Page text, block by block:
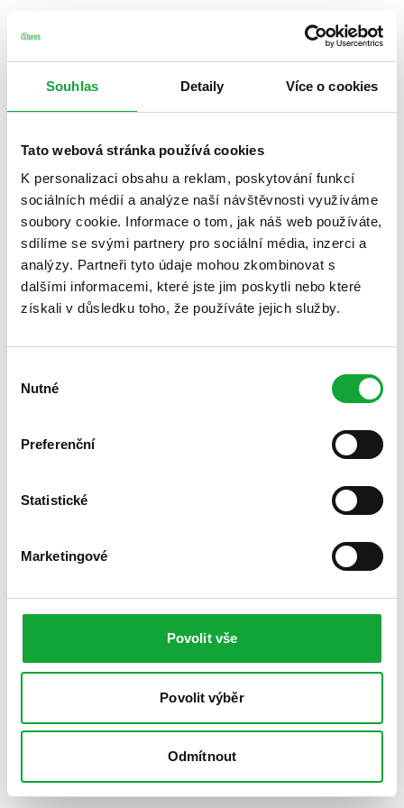
Souhlas Detaily Více o cookies
Tato webová stránka používá cookies
K personalizaci obsahu a reklam, poskytování funkcí
sociálních médií a analýze naší návštěvnosti využíváme
soubory cookie. Informace o tom, jak náš web používáte,
sdílíme se svými partnery pro sociální média, inzerci a
analýzy. Partneři tyto údaje mohou zkombinovat s
dalšími informacemi, které jste jim poskytli nebo které
získali v důsledku toho, že používáte jejich služby.
souhlasu
Nutné
Preferenční
Statistické
Marketingové
Povolit vše
Povolit výběr
Odmítnout